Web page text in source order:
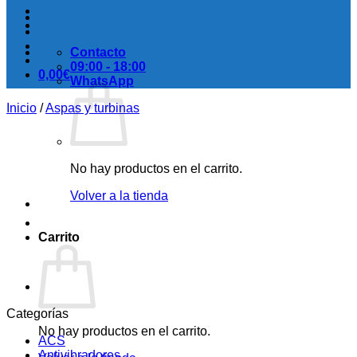
0,00€
No hay productos en el carrito.
Volver a la tienda
Carrito
No hay productos en el carrito.
Contacto
09:00 - 18:00
WhatsApp
Inicio /Aspas y turbinas
Categorías
ACS